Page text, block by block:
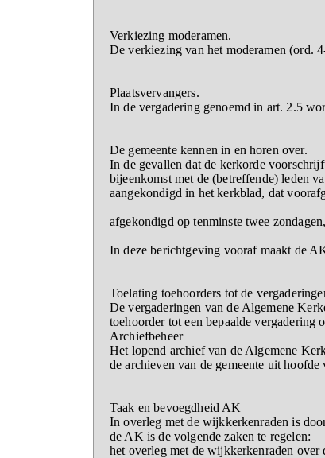
Verkiezing moderamen.
De verkiezing van het moderamen (ord.
Plaatsvervangers.
In de vergadering genoemd in art. 2.5
De gemeente kennen in en horen over.
In de gevallen dat de kerkorde
bijeenkomst met de (betreffende) leden
aangekondigd in het kerkblad, dat
afgekondigd op tenminste twee
In deze berichtgeving vooraf maakt de
Toelating toehoorders tot de
De vergaderingen van de Algemene
toehoorder tot een bepaalde vergadering
Archiefbeheer
Het lopend archief van de Algemene
de archieven van de gemeente uit hoofde
Taak en bevoegdheid AK
In overleg met de wijkkerkenraden is
de AK is de volgende zaken te regelen:
het overleg met de wijkkerkenraden over